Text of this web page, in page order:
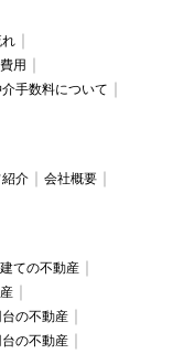
用
手数料について
紹介
会社概要
ての不動産
の不動産
の不動産